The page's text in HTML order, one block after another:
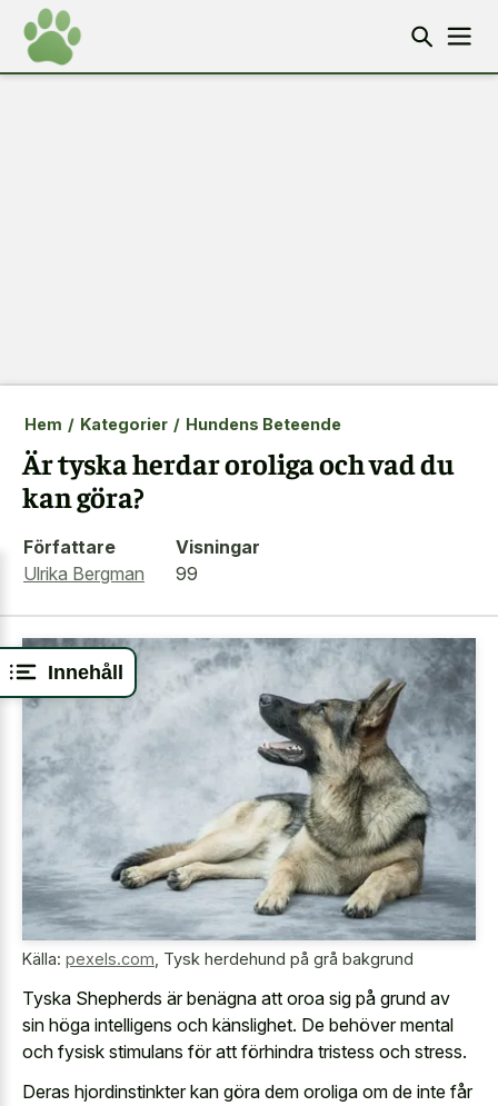
Innehåll
Hem / Kategorier / Hundens Beteende
Är tyska herdar oroliga och vad du
kan göra?
Författare
Ulrika Bergman
Visningar
99
Källa: pexels.com Tysk herdehund på grå bakgrund
Tyska Shepherds är benägna att oroa sig på grund av
sin höga intelligens och känslighet. De behöver mental
och fysisk stimulans för att förhindra tristess och stress.
Deras hjordinstinkter kan göra dem oroliga om de inte får